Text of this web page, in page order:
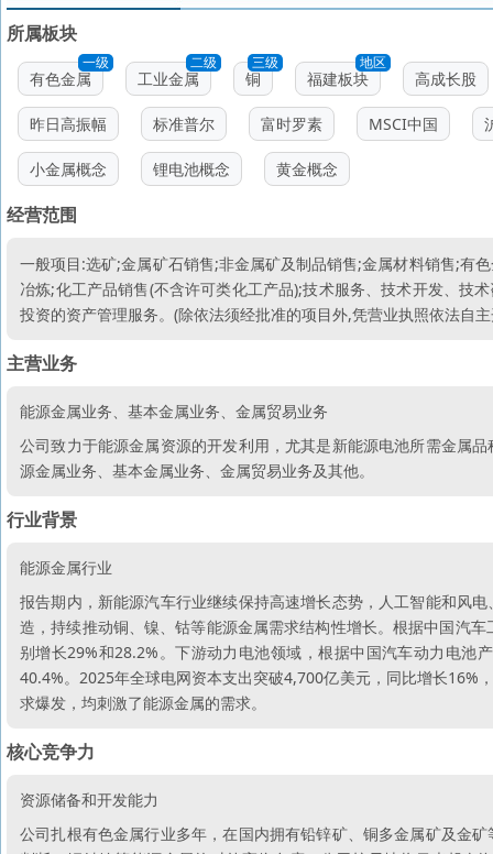
所属板块
一级
有色金属
二级
工业金属
三级
铜
地区
福建板块 高成长股
昨日高振幅 标准普尔 富时罗素 MSCI中国
小金属概念 锂电池概念 黄金概念
经营范围
一般项目:选矿;金属矿石销售;非金属矿及制品销售;金属材料销售;有
冶炼;化工产品销售(不含许可类化工产品);技术服务、技术开发、技
投资的资产管理服务。(除依法须经批准的项目外,凭营业执照依法自
主营业务
能源金属业务、基本金属业务、金属贸易业务
公司致力于能源金属资源的开发利用，尤其是新能源电池所需金属
源金属业务、基本金属业务、金属贸易业务及其他。
行业背景
能源金属行业
报告期内，新能源汽车行业继续保持高速增长态势，人工智能和风
造，持续推动铜、镍、钴等能源金属需求结构性增长。根据中国汽
别增长29%和28.2%。下游动力电池领域，根据中国汽车动力电池
40.4%。2025年全球电网资本支出突破4,700亿美元，同比增长16%
求爆发，均刺激了能源金属的需求。
核心竞争力
资源储备和开发能力
公司扎根有色金属行业多年，在国内拥有铅锌矿、铜多金属矿及金